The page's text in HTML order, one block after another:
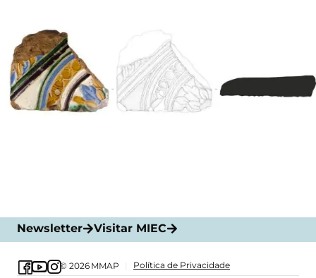
Newsletter Visitar MIEC
© 2026 MMAP Política de Privacidade